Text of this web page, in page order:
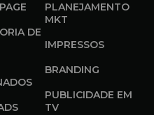
DE
PLANEJAMENTO
MKT
IMPRESSOS
BRANDING
PUBLICIDADE EM
TV